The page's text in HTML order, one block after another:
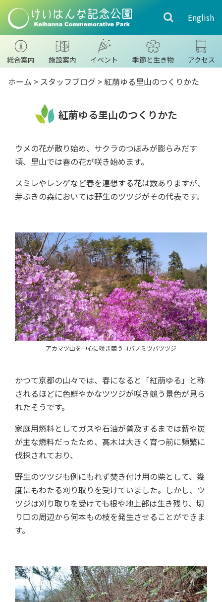
English
総合案内 施設案内 イベント 季節と生き物 アクセス
ホーム > スタッフブログ >紅萠ゆる里山のつくりかた
紅萠ゆる里山のつくりかた
ウメの花が散り始め、サクラのつぼみが膨らみだす
頃、里山では春の花が咲き始めます。
スミレやレンゲなど春を連想する花は数ありますが、
芽ぶきの森においては野生のツツジがその代表です。
アカマツ山を中心に咲き競うコバノミツバツツジ
かつて京都の山々では、春になると「紅萠ゆる」と称
されるほどに色鮮やかなツツジが咲き競う景色が見ら
れたそうです。
家庭用燃料としてガスや石油が普及するまでは薪や炭
が主な燃料だったため、高木は大きく育つ前に頻繁に
伐採されており、
野生のツツジも例にもれず焚き付け用の柴として、幾
度にもわたる刈り取りを受けていました。しかし、ツ
ツジは刈り取りを受けても根や地上部は生き残り、切
り口の周辺から何本もの枝を発生させることができま
す。